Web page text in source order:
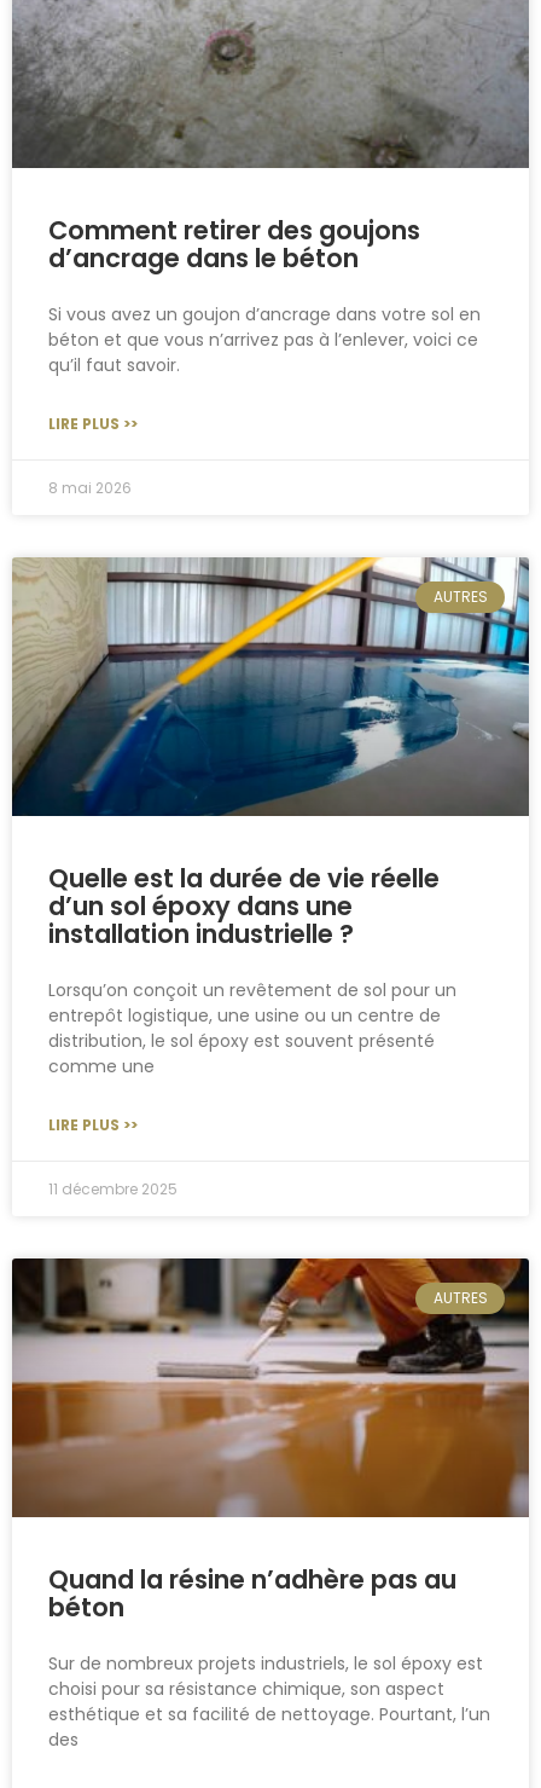
Comment retirer des goujons
d’ancrage dans le béton
Si vous avez un goujon d’ancrage dans votre sol en
béton et que vous n’arrivez pas à l’enlever, voici ce
qu’il faut savoir.
LIRE PLUS >>
8 mai 2026
AUTRES
Quelle est la durée de vie réelle
d’un sol époxy dans une
installation industrielle ?
Lorsqu’on conçoit un revêtement de sol pour un
entrepôt logistique, une usine ou un centre de
distribution, le sol époxy est souvent présenté
comme une
LIRE PLUS >>
11 décembre 2025
AUTRES
Quand la résine n’adhère pas au
béton
Sur de nombreux projets industriels, le sol époxy est
choisi pour sa résistance chimique, son aspect
esthétique et sa facilité de nettoyage. Pourtant, l’un
des